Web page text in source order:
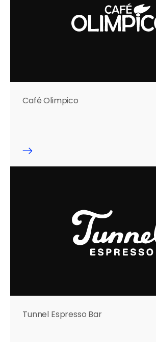
Café Olimpico
Tunnel Espresso Bar